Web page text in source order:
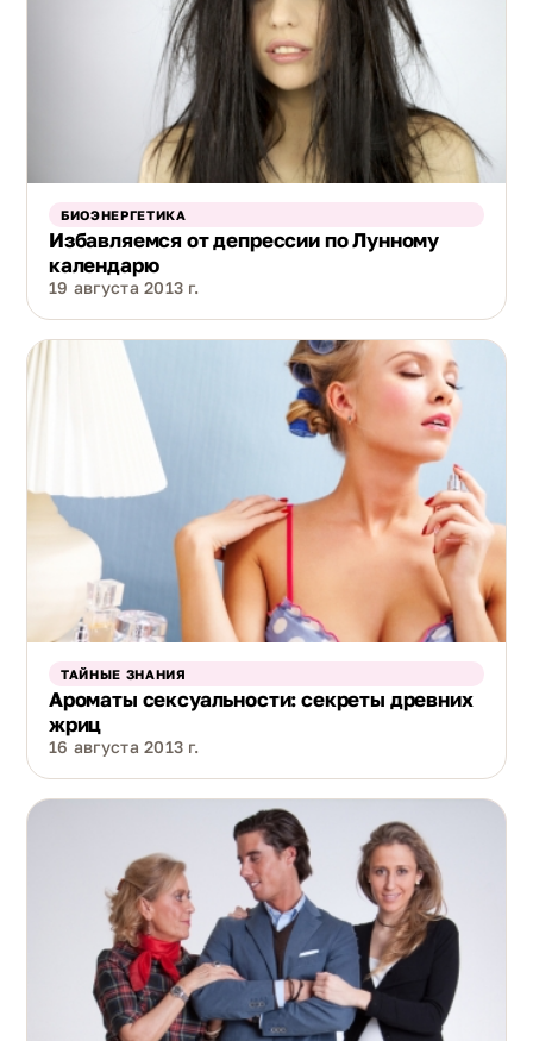
БИОЭНЕРГЕТИКА
Избавляемся от депрессии по Лунному
календарю
19 августа 2013 г.
ТАЙНЫЕ ЗНАНИЯ
Ароматы сексуальности: секреты древних
жриц
16 августа 2013 г.